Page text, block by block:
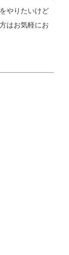
やりたいけど
はお気軽にお